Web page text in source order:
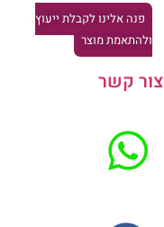
פנה אלינו לקבלת ייעוץ
מוצר
קשר